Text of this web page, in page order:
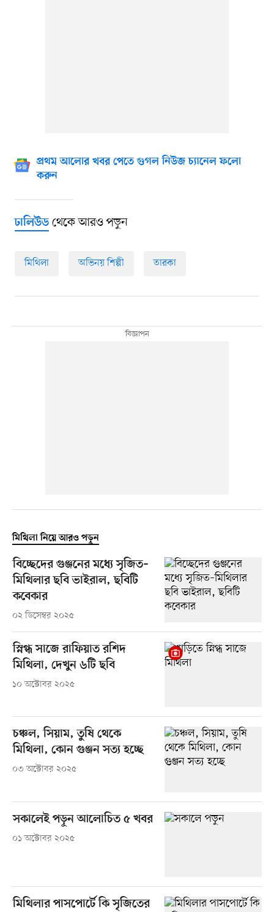
প্রথম আলোর খবর পেতে গুগল নিউজ চ্যানেল ফলো
করুন
ঢালিউডথেকে আরও পড়ুন
মিথিলা অভিনয় শিল্পী তারকা
মিথিলা নিয়ে আরও পড়ুন
বিচ্ছেদের গুঞ্জনের মধ্যে সৃজিত–
মিথিলার ছবি ভাইরাল, ছবিটি
কবেকার
০২ ডিসেম্বর ২০২৫
স্নিগ্ধ সাজে রাফিয়াত রশিদ
মিথিলা, দেখুন ৬টি ছবি
১০ অক্টোবর ২০২৫
চঞ্চল, সিয়াম, তুষি থেকে
মিথিলা, কোন গুঞ্জন সত্য হচ্ছে
০৩ অক্টোবর ২০২৫
সকালেই পড়ুন আলোচিত ৫ খবর
০১ অক্টোবর ২০২৫
মিথিলার পাসপোর্টে কি সৃজিতের